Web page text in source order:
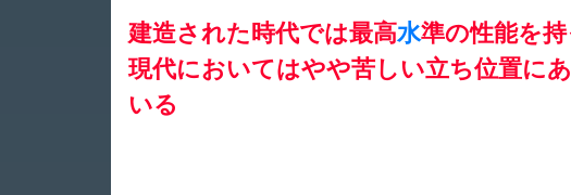
建造された時代では最高水準の性能を
現代においてはやや苦しい立ち位置に
いる